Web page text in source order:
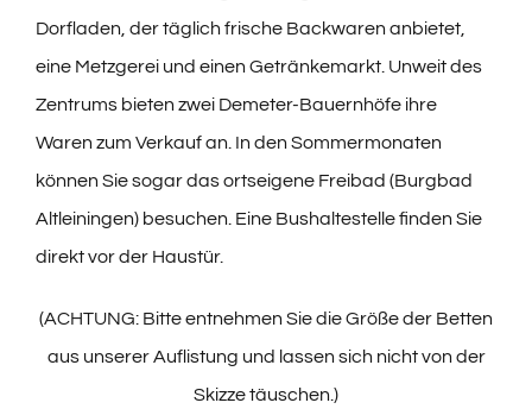
Dorfladen, der täglich frische Backwaren anbietet,
eine Metzgerei und einen Getränkemarkt. Unweit des
Zentrums bieten zwei Demeter-Bauernhöfe ihre
Waren zum Verkauf an. In den Sommermonaten
können Sie sogar das ortseigene Freibad (Burgbad
Altleiningen) besuchen. Eine Bushaltestelle finden Sie
direkt vor der Haustür.
(ACHTUNG: Bitte entnehmen Sie die Größe der Betten
aus unserer Auflistung und lassen sich nicht von der
Skizze täuschen.)